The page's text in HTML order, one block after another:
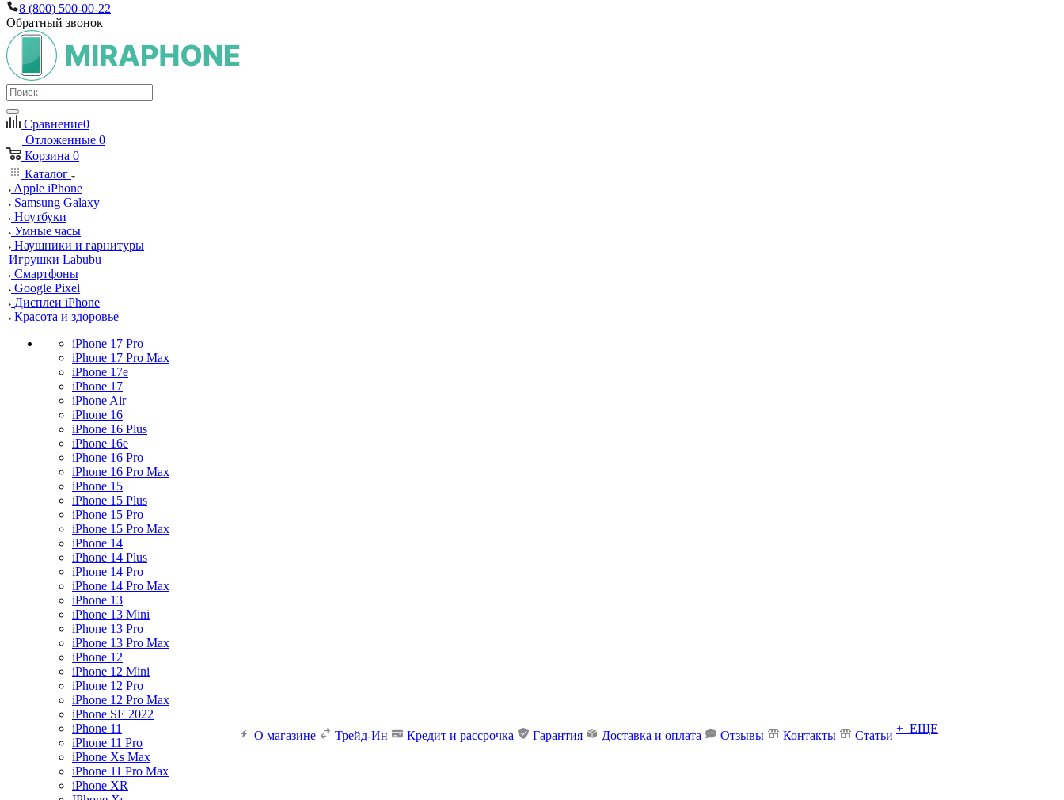
8 (800) 500-00-22
Обратный звонок
Сравнение0
Отложенные 0
Корзина 0
Каталог
Apple iPhone
Samsung Galaxy
Ноутбуки
Умные часы
Наушники и гарнитуры
Игрушки Labubu
Смартфоны
Google Pixel
Дисплеи iPhone
Красота и здоровье
iPhone 17 Pro
iPhone 17 Pro Max
iPhone 17e
iPhone 17
iPhone Air
iPhone 16
iPhone 16 Plus
iPhone 16e
iPhone 16 Pro
iPhone 16 Pro Max
iPhone 15
iPhone 15 Plus
iPhone 15 Pro
iPhone 15 Pro Max
iPhone 14
iPhone 14 Plus
iPhone 14 Pro
iPhone 14 Pro Max
iPhone 13
iPhone 13 Mini
iPhone 13 Pro
iPhone 13 Pro Max
iPhone 12
iPhone 12 Mini
iPhone 12 Pro
iPhone 12 Pro Max
iPhone SE 2022
iPhone 11
iPhone 11 Pro
iPhone Xs Max
iPhone 11 Pro Max
iPhone XR
О магазине Трейд-Ин Кредит и рассрочка Гарантия Доставка и оплата Отзывы Контакты Статьи
+ ЕЩЕ